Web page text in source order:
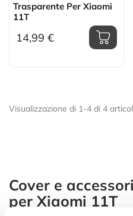
Trasparente Per Xiaomi
11T
14,99 €
Visualizzazione di 1-4 di 4
Cover e
per Xiaomi 11T